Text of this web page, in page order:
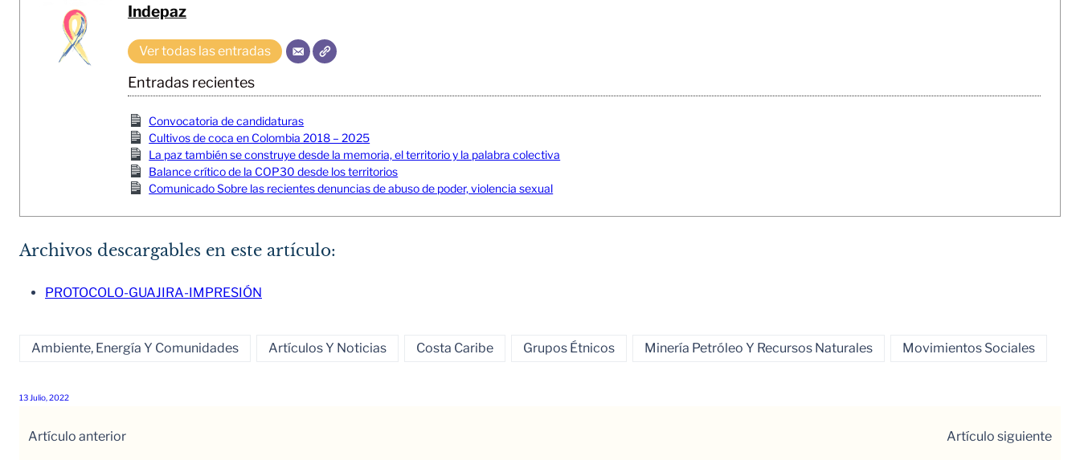
Indepaz
Ver todas las entradas
Entradas recientes
Convocatoria de candidaturas
Cultivos de coca en Colombia 2018 – 2025
La paz también se construye desde la memoria, el territorio y la palabra colectiva
Balance crítico de la COP30 desde los territorios
Comunicado Sobre las recientes denuncias de abuso de poder, violencia sexual
Archivos descargables en este artículo:
PROTOCOLO-GUAJIRA-IMPRESIÓN
Ambiente, Energía Y Comunidades Artículos Y Noticias Costa Caribe Grupos Étnicos Minería Petróleo Y Recursos Naturales Movimientos Sociales
13 Julio, 2022
Artículo anterior Artículo siguiente